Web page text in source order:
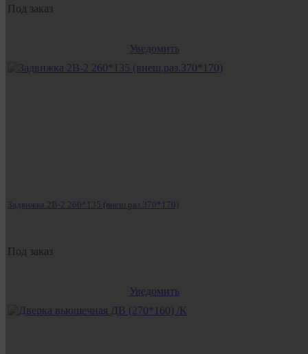
Под заказ
Уведомить
Задвижка 2В-2 260*135 (внеш.раз.370*170)
Под заказ
Уведомить